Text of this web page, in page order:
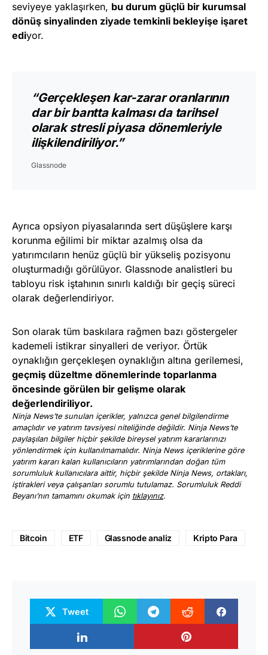
seviyeye yaklaşırken, bu durum güçlü bir kurumsal
dönüş sinyalinden ziyade temkinli bekleyişe işaret
ediyor.
“Gerçekleşen kar-zarar oranlarının
dar bir bantta kalması da tarihsel
olarak stresli piyasa dönemleriyle
ilişkilendiriliyor.”
Glassnode
Ayrıca opsiyon piyasalarında sert düşüşlere karşı
korunma eğilimi bir miktar azalmış olsa da
yatırımcıların henüz güçlü bir yükseliş pozisyonu
oluşturmadığı görülüyor. Glassnode analistleri bu
tabloyu risk iştahının sınırlı kaldığı bir geçiş süreci
olarak değerlendiriyor.
Son olarak tüm baskılara rağmen bazı göstergeler
kademeli istikrar sinyalleri de veriyor. Örtük
oynaklığın gerçekleşen oynaklığın altına gerilemesi,
geçmiş düzeltme dönemlerinde toparlanma
öncesinde görülen bir gelişme olarak
değerlendiriliyor.
Ninja News’te sunulan içerikler, yalnızca genel bilgilendirme
amaçlıdır ve yatırım tavsiyesi niteliğinde değildir. Ninja News’te
paylaşılan bilgiler hiçbir şekilde bireysel yatırım kararlarınızı
yönlendirmek için kullanılmamalıdır. Ninja News içeriklerine göre
yatırım kararı kalan kullanıcıların yatırımlarından doğan tüm
sorumluluk kullanıcılara aittir, hiçbir şekilde Ninja News, ortakları,
iştirakleri veya çalışanları sorumlu tutulamaz. Sorumluluk Reddi
Beyanı’nın tamamını okumak için tıklayınız.
Bitcoin ETF Glassnode analiz Kripto Para
Tweet